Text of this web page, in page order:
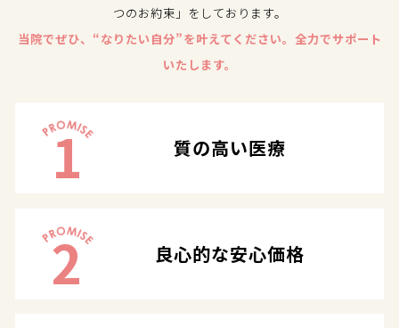
つのお約束」をしております。
当院でぜひ、“なりたい自分”を叶えてください。全力でサポート
いたします。
1 質の高い医療
2 良心的な安心価格